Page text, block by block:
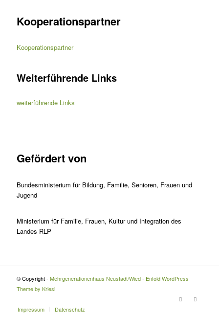
Kooperationspartner
Kooperationspartner
Weiterführende Links
weiterführende Links
Gefördert von
Bundesministerium für Bildung, Familie, Senioren, Frauen und
Jugend
Ministerium für Familie, Frauen, Kultur und Integration des
Landes RLP
© Copyright - Mehrgenerationenhaus Neustadt/Wied- Enfold WordPress
Theme by Kriesi
Impressum Datenschutz